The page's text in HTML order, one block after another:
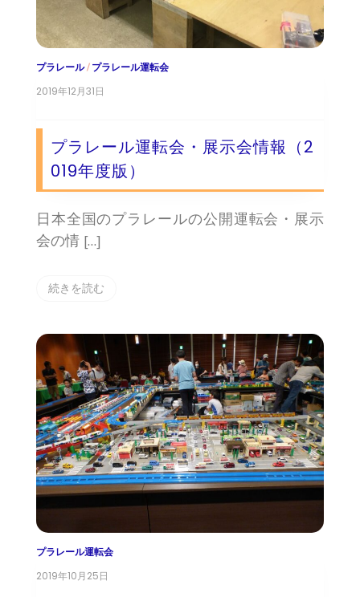
プラレール/ プラレール運転会
2019年12月31日
プラレール運転会・展示会情報（2
019年度版）
日本全国のプラレールの公開運転会・展示
会の情 […]
続きを読む
プラレール運転会
2019年10月25日